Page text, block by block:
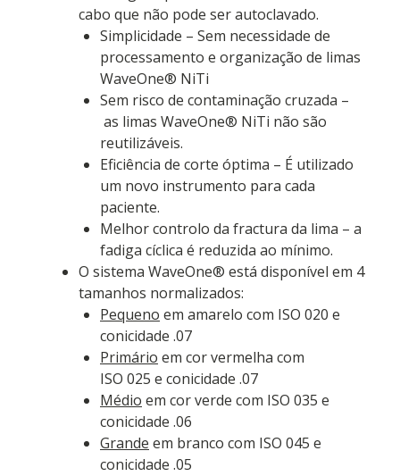
cabo que não pode ser autoclavado.
Simplicidade – Sem necessidade de
processamento e organização de limas
WaveOne® NiTi
Sem risco de contaminação cruzada –
as limas WaveOne® NiTi não são
reutilizáveis.
Eficiência de corte óptima – É utilizado
um novo instrumento para cada
paciente.
Melhor controlo da fractura da lima – a
fadiga cíclica é reduzida ao mínimo.
O sistema WaveOne® está disponível em 4
tamanhos normalizados:
Pequeno em amarelo com ISO 020 e
conicidade .07
Primário em cor vermelha com
ISO 025 e conicidade .07
Médio em cor verde com ISO 035 e
conicidade .06
Grande em branco com ISO 045 e
conicidade .05